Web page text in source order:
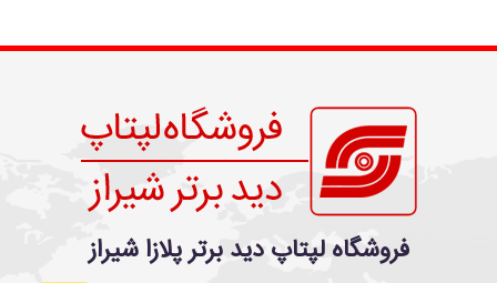
فروشگاه لپتاپ دید برتر پلازا شیراز